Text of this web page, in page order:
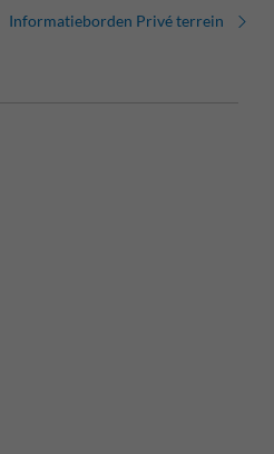
Informatieborden Privé terrein